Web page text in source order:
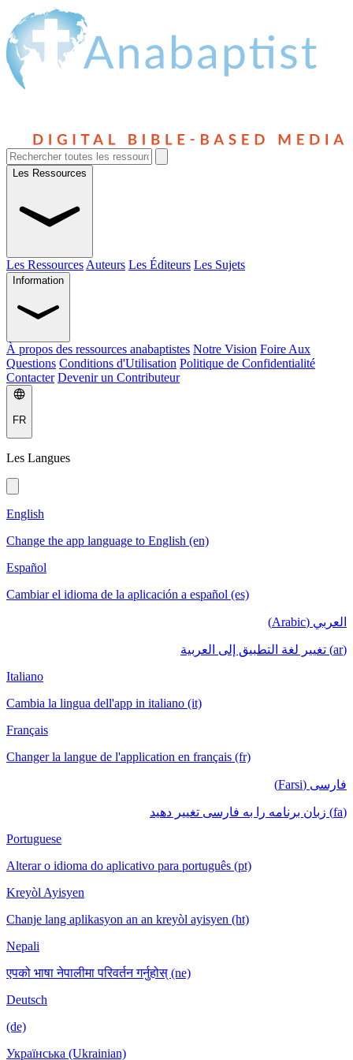
Les Ressources
Les Ressources Auteurs Les Éditeurs Les Sujets
Information
À propos des ressources anabaptistes Notre Vision Foire Aux
Questions Conditions d'Utilisation Politique de Confidentialité
Contacter Devenir un Contributeur
FR
Les Langues
English
Change the app language to English (en)
Español
Cambiar el idioma de la aplicación a español (es)
العربي (Arabic)
(ar) تغيير لغة التطبيق إلى العربية
Italiano
Cambia la lingua dell'app in italiano (it)
Français
Changer la langue de l'application en français (fr)
فارسی (Farsi)
(fa) زبان برنامه را به فارسی تغییر دهید
Portuguese
Alterar o idioma do aplicativo para português (pt)
Kreyòl Ayisyen
Chanje lang aplikasyon an an kreyòl ayisyen (ht)
Nepali
एपको भाषा नेपालीमा परिवर्तन गर्नुहोस् (ne)
Deutsch
(de)
Українська (Ukrainian)